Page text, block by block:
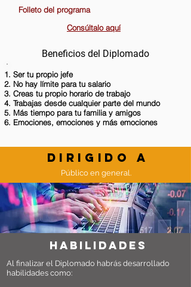
Folleto del programa
Consúltalo aquí
Beneficios del Diplomado
Ser tu propio jefe
No hay límite para tu salario
Creas tu propio horario de trabajo
Trabajas desde cualquier parte del mundo
Más tiempo para tu familia y amigos
Emociones, emociones y más emociones
dirigido a
Público en general.
habilidades
Al finalizar el Diplomado habrás desarrollado
habilidades como: